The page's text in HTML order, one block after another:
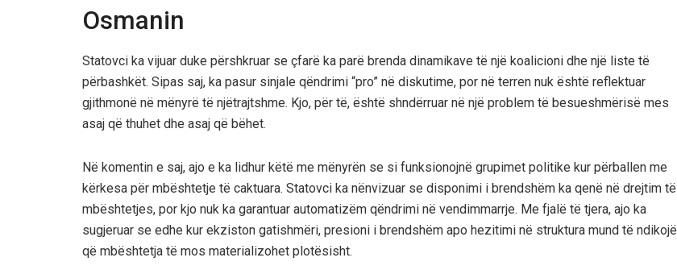
Osmanin
Statovci ka vijuar duke përshkruar se çfarë ka parë brenda dinamikave të një koalicioni dhe një liste të
përbashkët. Sipas saj, ka pasur sinjale qëndrimi “pro” në diskutime, por në terren nuk është reflektuar
gjithmonë në mënyrë të njëtrajtshme. Kjo, për të, është shndërruar në një problem të besueshmërisë mes
asaj që thuhet dhe asaj që bëhet.
Në komentin e saj, ajo e ka lidhur këtë me mënyrën se si funksionojnë grupimet politike kur përballen me
kërkesa për mbështetje të caktuara. Statovci ka nënvizuar se disponimi i brendshëm ka qenë në drejtim të
mbështetjes, por kjo nuk ka garantuar automatizëm qëndrimi në vendimmarrje. Me fjalë të tjera, ajo ka
sugjeruar se edhe kur ekziston gatishmëri, presioni i brendshëm apo hezitimi në struktura mund të ndikojë
që mbështetja të mos materializohet plotësisht.